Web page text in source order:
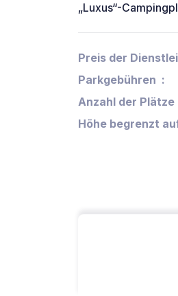
„Luxus“-
Preis der
Parkgebühren
Anzahl der Plätze
Höhe begrenzt